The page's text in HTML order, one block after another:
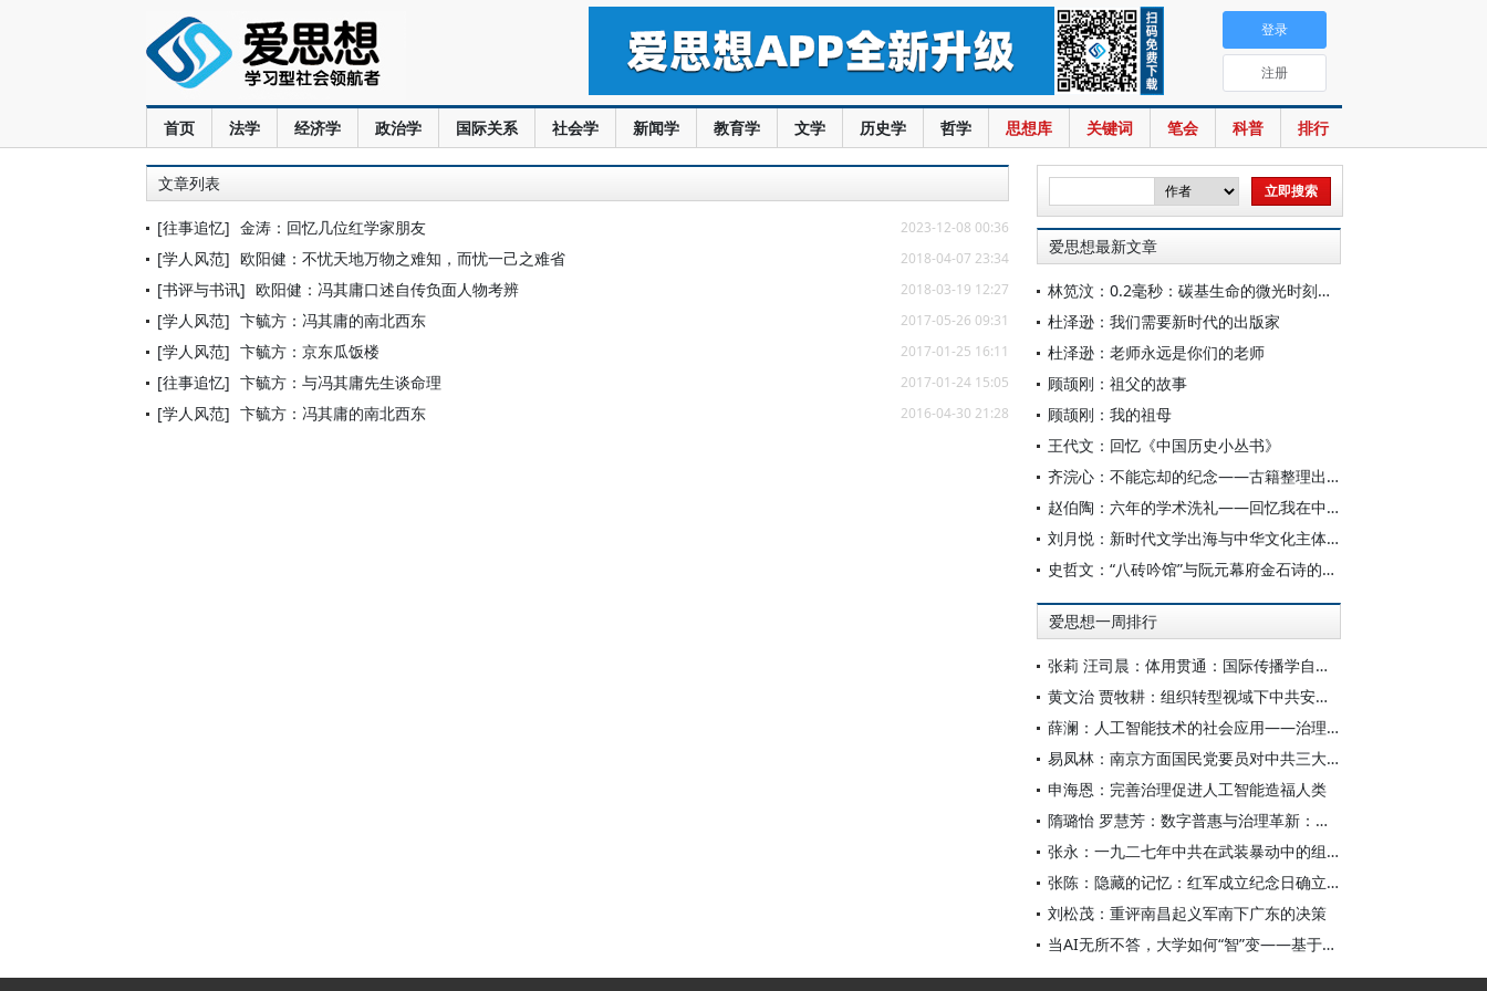
首页 法学 经济学 政治学 国际关系 社会学 新闻学 教育学 文学 历史学 哲学 思想库 关键词 笔会 科普 排行
登录
注册
文章列表
[往事追忆] 金涛：回忆几位红学家朋友 2023-12-08 00:36
[学人风范] 欧阳健：不忧天地万物之难知，而忧一己之难省 2018-04-07 23:34
[书评与书讯] 欧阳健：冯其庸口述自传负面人物考辨 2018-03-19 12:27
[学人风范] 卞毓方：冯其庸的南北西东 2017-05-26 09:31
[学人风范] 卞毓方：京东瓜饭楼 2017-01-25 16:11
[往事追忆] 卞毓方：与冯其庸先生谈命理 2017-01-24 15:05
[学人风范] 卞毓方：冯其庸的南北西东 2016-04-30 21:28
爱思想最新文章
林笕汶：0.2毫秒：碳基生命的微光时刻——读邵春堡《未来人类：科技拓展无限可能》
杜泽逊：我们需要新时代的出版家
杜泽逊：老师永远是你们的老师
顾颉刚：祖父的故事
顾颉刚：我的祖母
王代文：回忆《中国历史小丛书》
齐浣心：不能忘却的纪念——古籍整理出版规划小组成立六十载记
赵伯陶：六年的学术洗礼——回忆我在中华书局的日子
刘月悦：新时代文学出海与中华文化主体性建构
史哲文：“八砖吟馆”与阮元幕府金石诗的学人品格、诗学祈向
爱思想一周排行
张莉 汪司晨：体用贯通：国际传播学自主知识体系的建构逻辑与学科交叉进路
黄文治 贾牧耕：组织转型视域下中共安徽省临时委员会的“两建两废”（1927—1931）
薛澜：人工智能技术的社会应用——治理挑战
易凤林：南京方面国民党要员对中共三大起义的反应
申海恩：完善治理促进人工智能造福人类
隋璐怡 罗慧芳：数字普惠与治理革新：中国人工智能赋能全球南方发展
张永：一九二七年中共在武装暴动中的组织转型
张陈：隐藏的记忆：红军成立纪念日确立前中共对南昌起义的纪念
刘松茂：重评南昌起义军南下广东的决策
当AI无所不答，大学如何“智”变——基于全国400余所高校本科生AI使用情况的调查与思考